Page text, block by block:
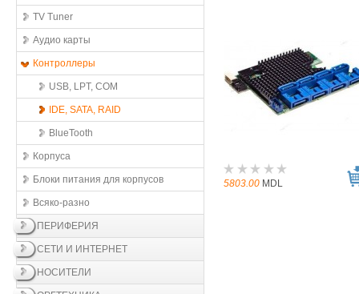
TV Tuner
Аудио карты
Контроллеры
USB, LPT, COM
IDE, SATA, RAID
BlueTooth
Корпуса
Блоки питания для корпусов
Всяко-разно
ПЕРИФЕРИЯ
СЕТИ И ИНТЕРНЕТ
НОСИТЕЛИ
5803.00 MDL